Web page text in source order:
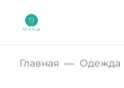
Главная Одежда